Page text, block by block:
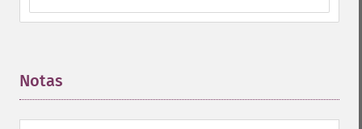
Notas